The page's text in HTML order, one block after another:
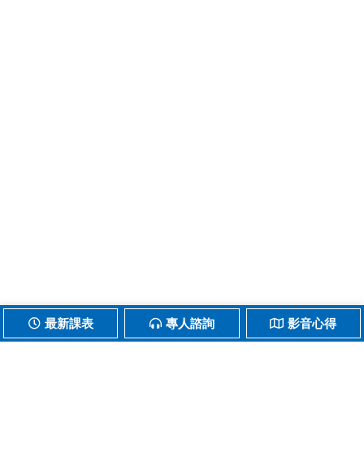
最新課表 專人諮詢 影音心得